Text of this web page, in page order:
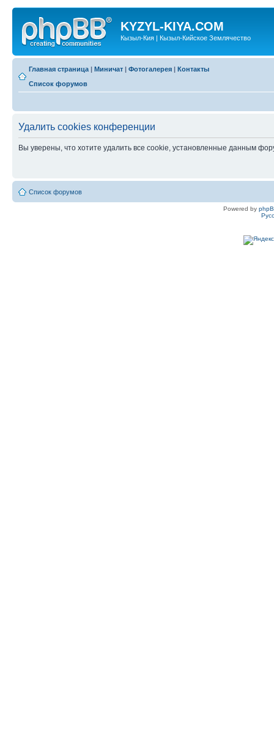
KYZYL-KIYA.COM
Кызыл-Кия | Кызыл-Кийское Землячество
Главная страница | Миничат | Фотогалерея | Контакты
Список форумов
Удалить cookies конференции
Вы уверены, что хотите удалить все cookie, установленные данным
Список форумов
Powered by